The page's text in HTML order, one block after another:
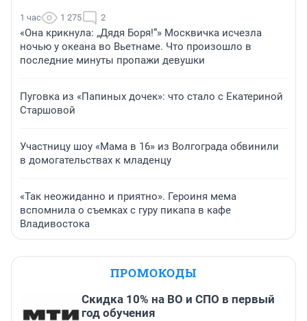
1 час 1 275 2
«Она крикнула: „Дядя Боря!“» Москвичка исчезла
ночью у океана во Вьетнаме. Что произошло в
последние минуты пропажи девушки
Пуговка из «Папиных дочек»: что стало с Екатериной
Старшовой
Участницу шоу «Мама в 16» из Волгограда обвинили
в домогательствах к младенцу
«Так неожиданно и приятно». Героиня мема
вспомнила о съемках с гуру пикапа в кафе
Владивостока
ПРОМОКОДЫ
Скидка 10% на ВО и СПО в первый
год обучения